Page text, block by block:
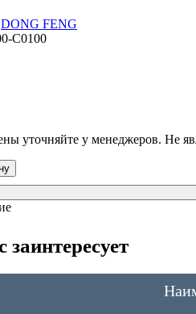
DONG FENG
C0100
уточняйте у менеджеров. Не